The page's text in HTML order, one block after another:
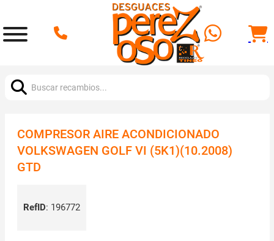
COMPRESOR AIRE ACONDICIONADO
VOLKSWAGEN GOLF VI (5K1)(10.2008)
GTD
RefID: 196772